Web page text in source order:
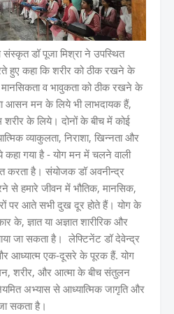
संस्कृत डॉ पूजा मिश्रा ने उपस्थित
हुए कहा कि शरीर को ठीक रखने के
व भावुकता को ठीक रखने के
आसन मन के लिये भी लाभदायक हैं,
के लिये। दोनों के बीच में कोई
व्याकुलता, निराशा, खिन्नता और
कहा गया है - योग मन में चलने वाली
करता है। संयोजक डॉ अवनीन्द्र
से हमारे जीवन में भौतिक, मानसिक,
पर आते सभी दुख दूर होते हैं। योग के
के, ज्ञात या अज्ञात शारीरिक और
जा सकता है। लेफ्टिनेंट डॉ देवेन्द्र
आध्यात्म एक-दूसरे के पूरक हैं. योग
शरीर, और आत्मा के बीच संतुलन
अभ्यास से आध्यात्मिक जागृति और
सकता है।